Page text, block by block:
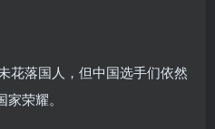
花落国人，但中国选手们依然
荣耀。